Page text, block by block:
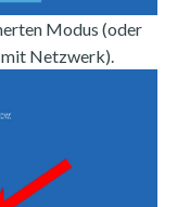
Modus (oder
mit Netzwerk).